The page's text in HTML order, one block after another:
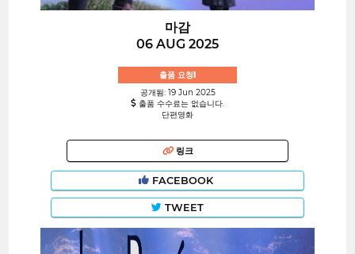
마감
06 AUG 2025
출품 요청!
공개됨: 19 Jun 2025
출품 수수료는 없습니다.
단편영화
링크
FACEBOOK
TWEET